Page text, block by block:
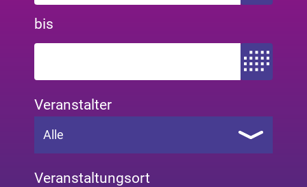
bis
Zeitraum bis
Veranstalter
Alle
Veranstaltungsort